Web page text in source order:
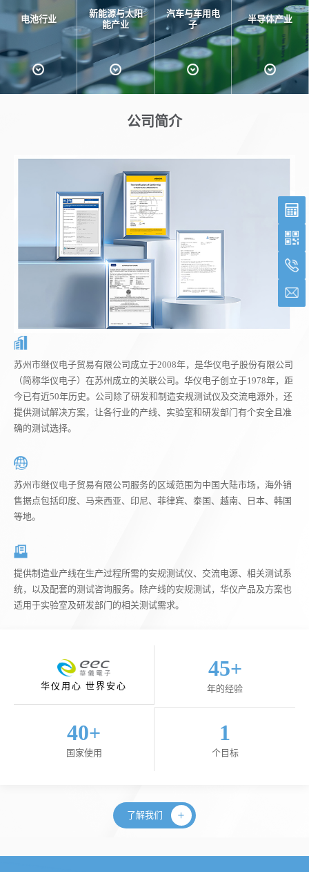
电池行业
新能源与太阳
能产业
汽车与车用电
子
半导体产业
公司简介
苏州市继仪电子贸易有限公司成立于2008年，是华仪电子股份有限公司
（简称华仪电子）在苏州成立的关联公司。华仪电子创立于1978年，距
今已有近50年历史。公司除了研发和制造安规测试仪及交流电源外，还
提供测试解决方案，让各行业的产线、实验室和研发部门有个安全且准
确的测试选择。
苏州市继仪电子贸易有限公司服务的区域范围为中国大陆市场，海外销
售据点包括印度、马来西亚、印尼、菲律宾、泰国、越南、日本、韩国
等地。
提供制造业产线在生产过程所需的安规测试仪、交流电源、相关测试系
统，以及配套的测试咨询服务。除产线的安规测试，华仪产品及方案也
适用于实验室及研发部门的相关测试需求。
华仪用心 世界安心
45+
年的经验
40+
国家使用
1
个目标
了解我们